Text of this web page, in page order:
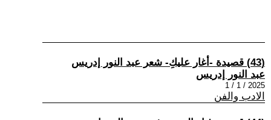
(43) قصيدة -أغار عليكِ- شعر عبد النور إدريس
عبد النور إدريس
2025 / 1 / 1
الادب والفن